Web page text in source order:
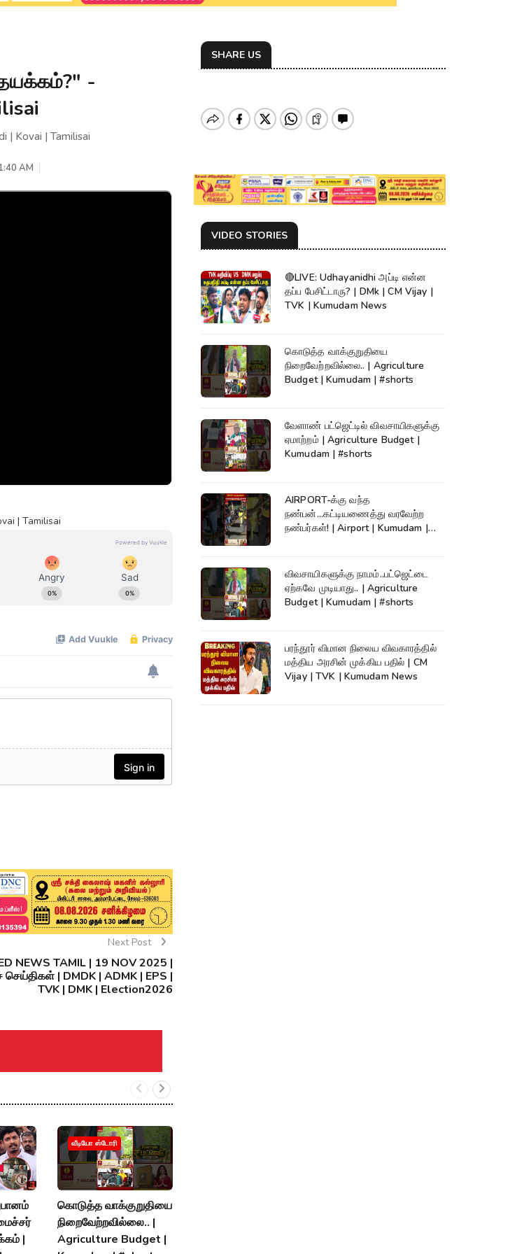
-
| Kovai | Tamilisai
AM
| Tamilisai
Next Post
NEWS TAMIL | 19 NOV 2025 |
செய்திகள் | DMDK | ADMK | EPS |
TVK | DMK | Election2026
|
வீடியோ ஸ்டோரி
கொடுத்த வாக்குறுதியை
நிறைவேற்றவில்லை.. |
Agriculture Budget |
SHARE US
VIDEO STORIES
🔴LIVE: Udhayanidhi அப்டி என்ன
தப்ப பேசிட்டாரு? | DMk | CM Vijay |
TVK | Kumudam News
கொடுத்த வாக்குறுதியை
நிறைவேற்றவில்லை.. | Agriculture
Budget | Kumudam | #shorts
வேளாண் பட்ஜெட்டில் விவசாயிகளுக்கு
ஏமாற்றம் | Agriculture Budget |
Kumudam | #shorts
AIRPORT-க்கு வந்த
நண்பன்...கட்டியணைத்து வரவேற்ற
நண்பர்கள்! | Airport | Kumudam |
விவசாயிகளுக்கு நாமம்..பட்ஜெட்டை
ஏற்கவே முடியாது.. | Agriculture
Budget | Kumudam | #shorts
பரந்தூர் விமான நிலைய விவகாரத்தில்
மத்திய அரசின் முக்கிய பதில் | CM
Vijay | TVK | Kumudam News